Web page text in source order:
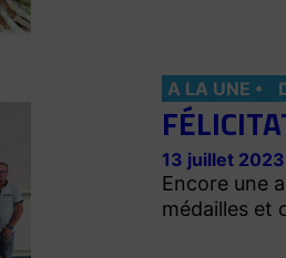
A LA UNE
13 juillet 2023
Encore une
médailles et